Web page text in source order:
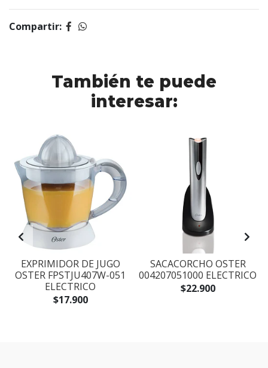
Compartir:
También te puede
interesar:
EXPRIMIDOR DE JUGO
OSTER FPSTJU407W-051
ELECTRICO
$17.900
SACACORCHO OSTER
004207051000 ELECTRICO
$22.900